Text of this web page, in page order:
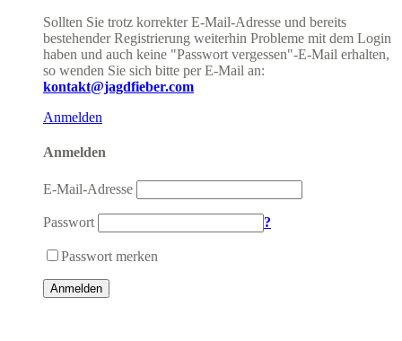
Sollten Sie trotz korrekter E-Mail-Adresse und bereits
bestehender Registrierung weiterhin Probleme mit dem Login
haben und auch keine "Passwort vergessen"-E-Mail erhalten,
so wenden Sie sich bitte per E-Mail an:
kontakt@jagdfieber.com
Anmelden
Anmelden
E-Mail-Adresse
Passwort ?
Passwort merken
Anmelden